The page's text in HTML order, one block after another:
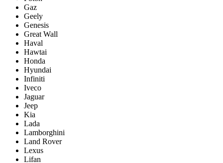
Gaz
Geely
Genesis
Great Wall
Haval
Hawtai
Honda
Hyundai
Infiniti
Iveco
Jaguar
Jeep
Kia
Lada
Lamborghini
Land Rover
Lexus
Lifan